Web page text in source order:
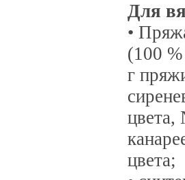
Для
•
(100
г
цвета;